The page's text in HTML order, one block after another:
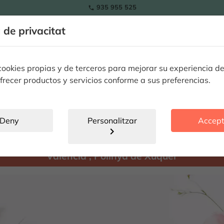
de privacitat
propias y de terceros para mejorar su experiencia
productos y servicios conforme a sus preferencias.
Deny Personalitzar
chevron_right
 935 955 525
RAMOS
Valencia,Polinyà de Xúquer